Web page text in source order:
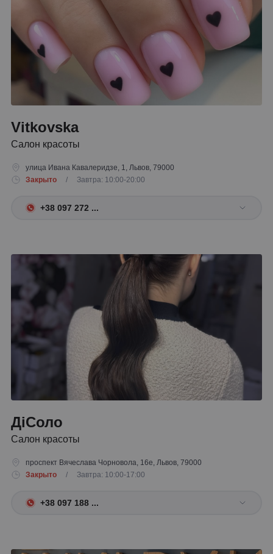
Vitkovska
Салон красоты
улица Ивана Кавалеридзе, 1, Львов, 79000
Закрыто
/ Завтра: 10:00-20:00
+38 097 272 ...
ДіСоло
Салон красоты
проспект Вячеслава Чорновола, 16е, Львов, 79000
Закрыто
/ Завтра: 10:00-17:00
+38 097 188 ...